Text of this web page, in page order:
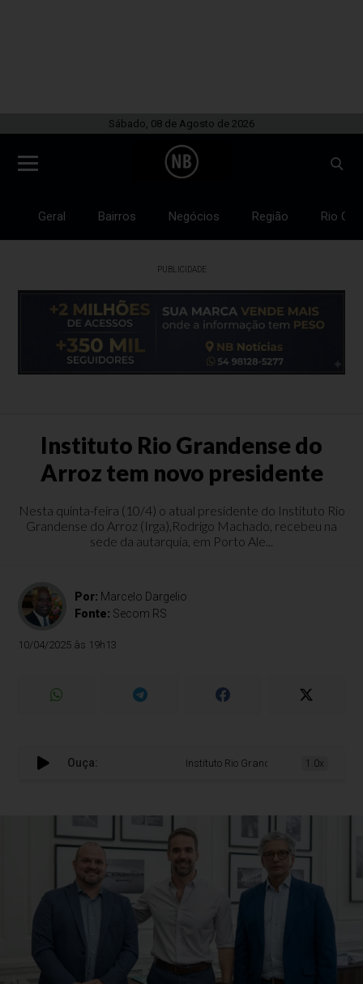
Sábado, 08 de Agosto de 2026
Geral Bairros Negócios Região Rio
PUBLICIDADE
Instituto Rio Grandense do
Arroz tem novo presidente
Nesta quinta-feira (10/4) o atual presidente do Instituto Rio
Grandense do Arroz (Irga),Rodrigo Machado, recebeu na
sede da autarquia, em Porto Ale...
Por: Marcelo Dargelio
Fonte: Secom RS
10/04/2025 às 19h13
Ouça: Instituto Rio Grandense do Arroz tem
1.0x